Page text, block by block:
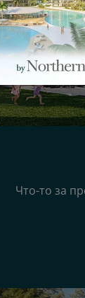
Что-то за